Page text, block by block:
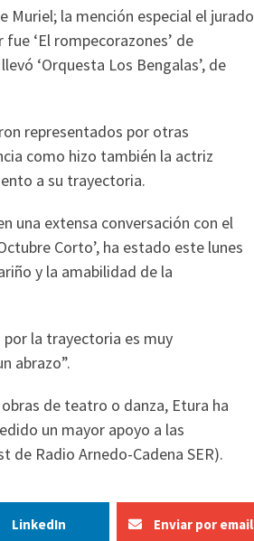
Muriel; la mención especial el jurado
‘El rompecorazones’ de
‘Orquesta Los Bengalas’, de
representados por otras
como hizo también la actriz
a su trayectoria.
una extensa conversación con el
Corto’, ha estado este lunes
y la amabilidad de la
por la trayectoria es muy
abrazo”.
de teatro o danza, Etura ha
un mayor apoyo a las
de Radio Arnedo-Cadena SER).
LinkedIn Enviar por email